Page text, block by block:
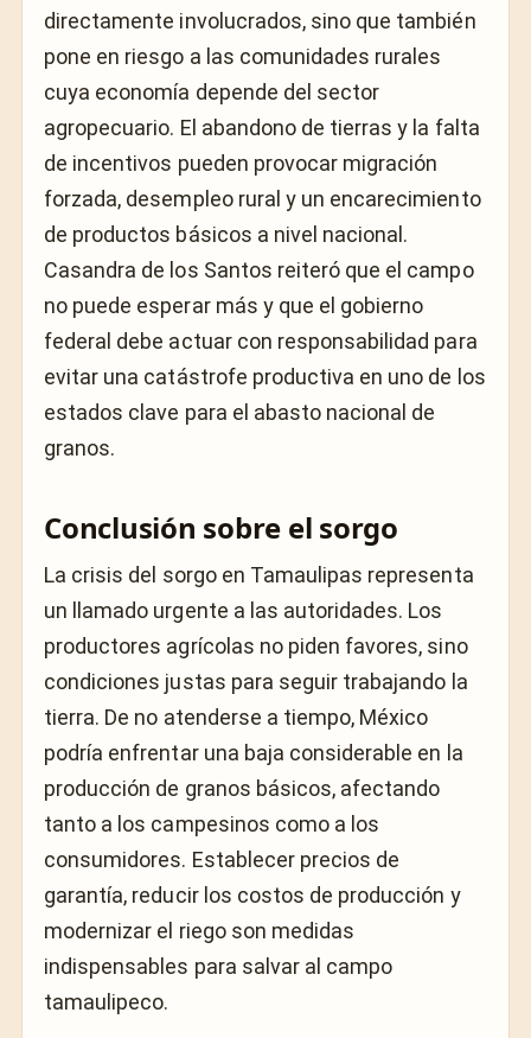
directamente involucrados, sino que también
pone en riesgo a las comunidades rurales
cuya economía depende del sector
agropecuario. El abandono de tierras y la falta
de incentivos pueden provocar migración
forzada, desempleo rural y un encarecimiento
de productos básicos a nivel nacional.
Casandra de los Santos reiteró que el campo
no puede esperar más y que el gobierno
federal debe actuar con responsabilidad para
evitar una catástrofe productiva en uno de los
estados clave para el abasto nacional de
granos.
Conclusión sobre el sorgo
La crisis del sorgo en Tamaulipas representa
un llamado urgente a las autoridades. Los
productores agrícolas no piden favores, sino
condiciones justas para seguir trabajando la
tierra. De no atenderse a tiempo, México
podría enfrentar una baja considerable en la
producción de granos básicos, afectando
tanto a los campesinos como a los
consumidores. Establecer precios de
garantía, reducir los costos de producción y
modernizar el riego son medidas
indispensables para salvar al campo
tamaulipeco.